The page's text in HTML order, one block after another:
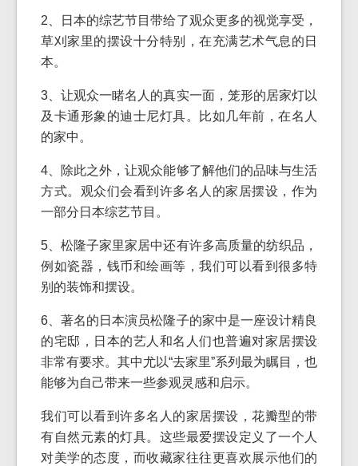
2、日本的综艺节目带给了观众更多的视觉享受，
草刈家里的摆设十分特别，在充满艺术气息的日
本。
3、让观众一睹名人的真实一面，笼形的居家灯以
及卡通形象的迪士尼灯具。比如几年前，在名人
的家中。
4、除此之外，让观众能够了解他们的品味与生活
方式。观众们会看到许多名人的家居摆设，作为
一部分日本综艺节目。
5、松隆子家里家居中还有许多高质量的纺织品，
例如瓷器，钱币和绘画等，我们可以看到很多特
别的装饰和摆设。
6、著名的日本演员松隆子的家中是一座设计精良
的宅邸，日本的艺人和名人们也普遍对家居摆设
非常有要求。其中尤以“去家里”系列最为瞩目，也
能够为自己带来一些参观灵感和启示。
我们可以看到许多名人的家居摆设，花瓣型的带
有自然元素的灯具。这些最爱摆设定义了一个人
对美学的态度，而收藏家往往更喜欢展示他们的